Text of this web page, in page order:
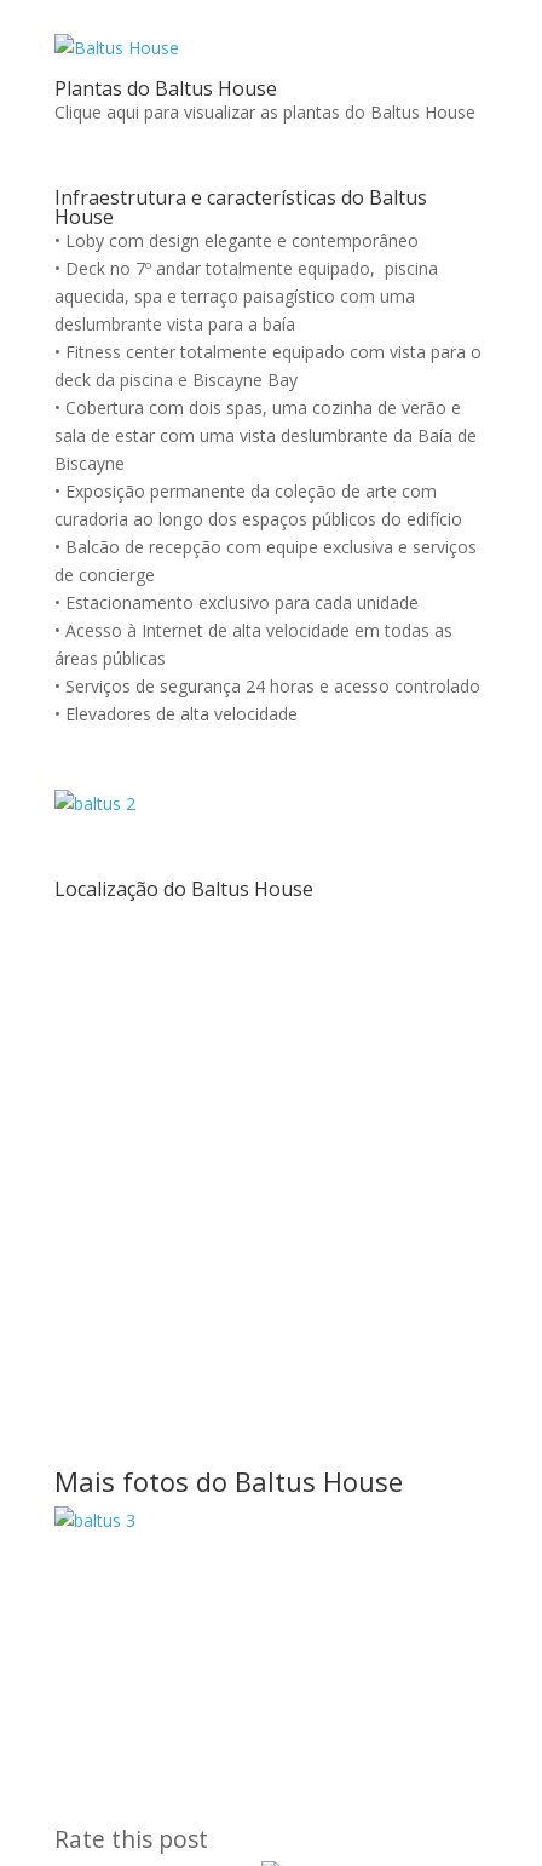
Plantas do Baltus House
Clique aqui para visualizar as plantas do Baltus House
Infraestrutura e características do Baltus
House
• Loby com design elegante e contemporâneo
• Deck no 7º andar totalmente equipado, piscina
aquecida, spa e terraço paisagístico com uma
deslumbrante vista para a baía
• Fitness center totalmente equipado com vista para o
deck da piscina e Biscayne Bay
• Cobertura com dois spas, uma cozinha de verão e
sala de estar com uma vista deslumbrante da Baía de
Biscayne
• Exposição permanente da coleção de arte com
curadoria ao longo dos espaços públicos do edifício
• Balcão de recepção com equipe exclusiva e serviços
de concierge
• Estacionamento exclusivo para cada unidade
• Acesso à Internet de alta velocidade em todas as
áreas públicas
• Serviços de segurança 24 horas e acesso controlado
• Elevadores de alta velocidade
Localização do Baltus House
Mais fotos do Baltus House
Rate this post